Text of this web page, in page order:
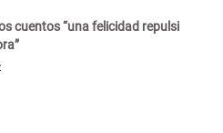
cuentos “una felicidad repulsi